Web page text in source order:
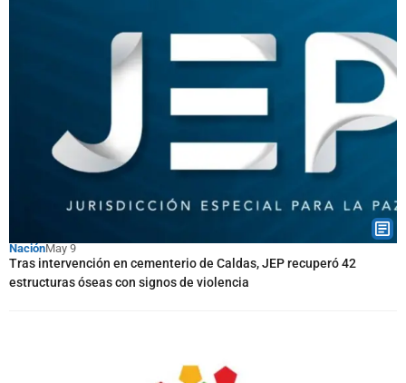
NaciónMay 9
Tras intervención en cementerio de Caldas, JEP recuperó 42
estructuras óseas con signos de violencia